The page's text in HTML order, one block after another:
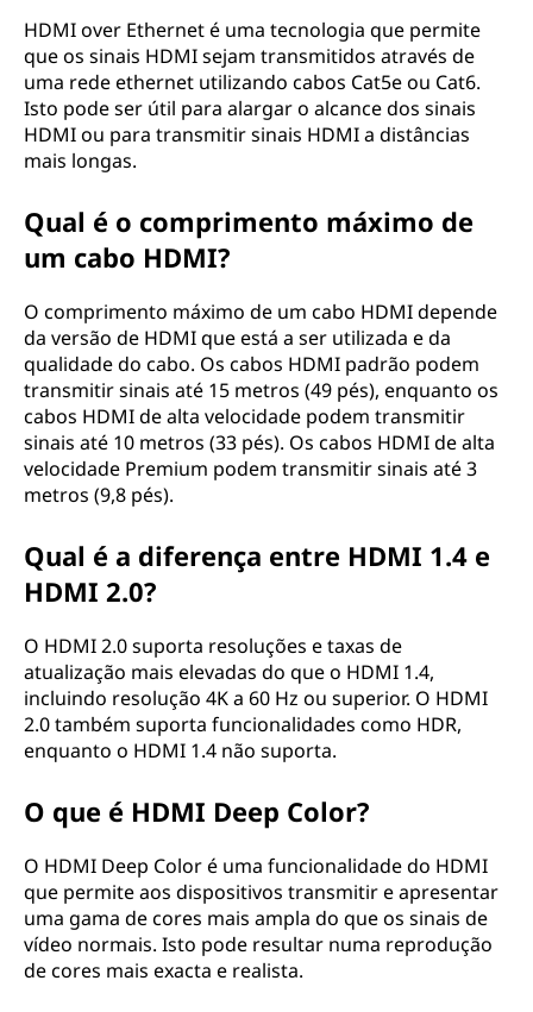
HDMI over Ethernet é uma tecnologia que permite
que os sinais HDMI sejam transmitidos através de
uma rede ethernet utilizando cabos Cat5e ou Cat6.
Isto pode ser útil para alargar o alcance dos sinais
HDMI ou para transmitir sinais HDMI a distâncias
mais longas.
Qual é o comprimento máximo de
um cabo HDMI?
O comprimento máximo de um cabo HDMI depende
da versão de HDMI que está a ser utilizada e da
qualidade do cabo. Os cabos HDMI padrão podem
transmitir sinais até 15 metros (49 pés), enquanto os
cabos HDMI de alta velocidade podem transmitir
sinais até 10 metros (33 pés). Os cabos HDMI de alta
velocidade Premium podem transmitir sinais até 3
metros (9,8 pés).
Qual é a diferença entre HDMI 1.4 e
HDMI 2.0?
O HDMI 2.0 suporta resoluções e taxas de
atualização mais elevadas do que o HDMI 1.4,
incluindo resolução 4K a 60 Hz ou superior. O HDMI
2.0 também suporta funcionalidades como HDR,
enquanto o HDMI 1.4 não suporta.
O que é HDMI Deep Color?
O HDMI Deep Color é uma funcionalidade do HDMI
que permite aos dispositivos transmitir e apresentar
uma gama de cores mais ampla do que os sinais de
vídeo normais. Isto pode resultar numa reprodução
de cores mais exacta e realista.